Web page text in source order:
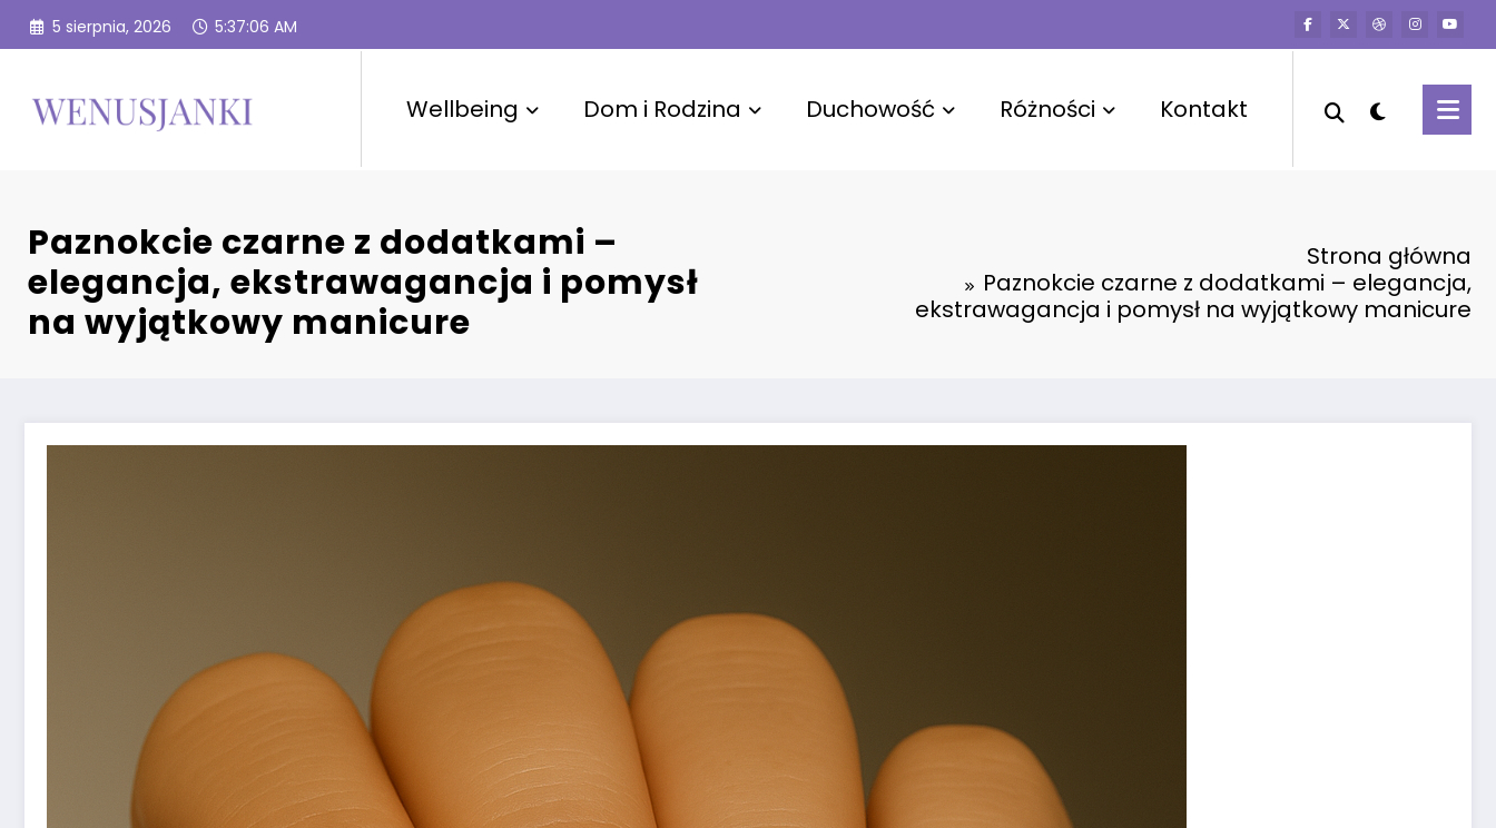
Przejdź
5 sierpnia, 2026 5:37:08 AM
Wellbeing Dom i Rodzina Duchowość Różności Kontakt
Paznokcie czarne z dodatkami –
elegancja, ekstrawagancja i pomysł
na wyjątkowy manicure
Strona główna
Paznokcie czarne z dodatkami – elegancja,
ekstrawagancja i pomysł na wyjątkowy manicure